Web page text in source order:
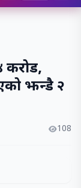
करोड,
झन्डै २
108